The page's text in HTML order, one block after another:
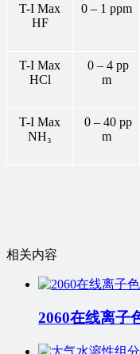
T-I Max
HF
0 – 1 ppm
T-I Max
HCl
0 – 4 pp
m
T-I Max
NH₃
0 – 40 pp
m
相关内容
2060在线离子